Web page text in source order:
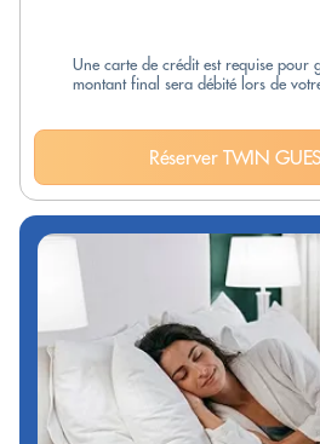
Une carte de crédit est requise pour
montant final sera débité lors de
Réserver TWIN